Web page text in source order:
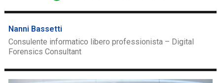
Nanni Bassetti
Consulente informatico libero professionista – Digital
Forensics Consultant